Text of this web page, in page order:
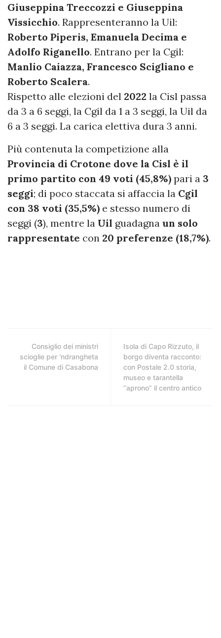
Giuseppina Treccozzi e Giuseppina
Vissicchio. Rappresenteranno la Uil:
Roberto Piperis, Emanuela Decima e
Adolfo Riganello. Entrano per la Cgil:
Manlio Caiazza, Francesco Scigliano e
Roberto Scalera.
Rispetto alle elezioni del 2022 la Cisl passa
da 3 a 6 seggi, la Cgil da 1 a 3 seggi, la Uil da
6 a 3 seggi. La carica elettiva dura 3 anni.
Più contenuta la competizione alla
Provincia di Crotone dove la Cisl è il
primo partito con 49 voti (45,8%) pari a 3
seggi; di poco staccata si affaccia la Cgil
con 38 voti (35,5%) e stesso numero di
seggi (3), mentre la Uil guadagna un solo
rappresentate con 20 preferenze (18,7%).
Consiglio dei ministri
scioglie per 'ndrangheta
il Comune di Casabona
Isola di Capo Rizzuto, il
borgo diventa racconto:
con Postale 2.0 storia,
museo e tarantella
“aprono” il centro antico